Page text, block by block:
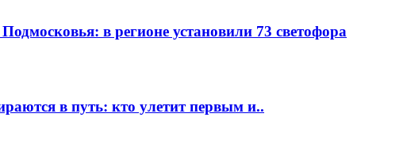
в регионе установили 73 светофора
в путь: кто улетит первым и..